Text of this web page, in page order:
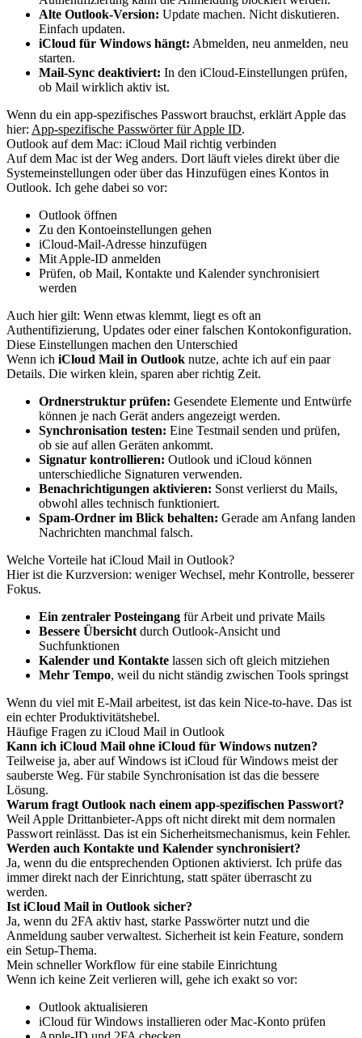
Alte Outlook-Version: Update machen. Nicht diskutieren.
Einfach updaten.
iCloud für Windows hängt: Abmelden, neu anmelden, neu
starten.
Mail-Sync deaktiviert: In den iCloud-Einstellungen prüfen,
ob Mail wirklich aktiv ist.
Wenn du ein app-spezifisches Passwort brauchst, erklärt Apple das
hier: App-spezifische Passwörter für Apple ID.
Outlook auf dem Mac: iCloud Mail richtig verbinden
Auf dem Mac ist der Weg anders. Dort läuft vieles direkt über die
Systemeinstellungen oder über das Hinzufügen eines Kontos in
Outlook. Ich gehe dabei so vor:
Outlook öffnen
Zu den Kontoeinstellungen gehen
iCloud-Mail-Adresse hinzufügen
Mit Apple-ID anmelden
Prüfen, ob Mail, Kontakte und Kalender synchronisiert
werden
Auch hier gilt: Wenn etwas klemmt, liegt es oft an
Authentifizierung, Updates oder einer falschen Kontokonfiguration.
Diese Einstellungen machen den Unterschied
Wenn ich iCloud Mail in Outlook nutze, achte ich auf ein paar
Details. Die wirken klein, sparen aber richtig Zeit.
Ordnerstruktur prüfen: Gesendete Elemente und Entwürfe
können je nach Gerät anders angezeigt werden.
Synchronisation testen: Eine Testmail senden und prüfen,
ob sie auf allen Geräten ankommt.
Signatur kontrollieren: Outlook und iCloud können
unterschiedliche Signaturen verwenden.
Benachrichtigungen aktivieren: Sonst verlierst du Mails,
obwohl alles technisch funktioniert.
Spam-Ordner im Blick behalten: Gerade am Anfang landen
Nachrichten manchmal falsch.
Welche Vorteile hat iCloud Mail in Outlook?
Hier ist die Kurzversion: weniger Wechsel, mehr Kontrolle, besserer
Fokus.
Ein zentraler Posteingang für Arbeit und private Mails
Bessere Übersicht durch Outlook-Ansicht und
Suchfunktionen
Kalender und Kontakte lassen sich oft gleich mitziehen
Mehr Tempo, weil du nicht ständig zwischen Tools springst
Wenn du viel mit E-Mail arbeitest, ist das kein Nice-to-have. Das ist
ein echter Produktivitätshebel.
Häufige Fragen zu iCloud Mail in Outlook
Kann ich iCloud Mail ohne iCloud für Windows nutzen?
Teilweise ja, aber auf Windows ist iCloud für Windows meist der
sauberste Weg. Für stabile Synchronisation ist das die bessere
Lösung.
Warum fragt Outlook nach einem app-spezifischen Passwort?
Weil Apple Drittanbieter-Apps oft nicht direkt mit dem normalen
Passwort reinlässt. Das ist ein Sicherheitsmechanismus, kein Fehler.
Werden auch Kontakte und Kalender synchronisiert?
Ja, wenn du die entsprechenden Optionen aktivierst. Ich prüfe das
immer direkt nach der Einrichtung, statt später überrascht zu
werden.
Ist iCloud Mail in Outlook sicher?
Ja, wenn du 2FA aktiv hast, starke Passwörter nutzt und die
Anmeldung sauber verwaltest. Sicherheit ist kein Feature, sondern
ein Setup-Thema.
Mein schneller Workflow für eine stabile Einrichtung
Wenn ich keine Zeit verlieren will, gehe ich exakt so vor:
Outlook aktualisieren
iCloud für Windows installieren oder Mac-Konto prüfen